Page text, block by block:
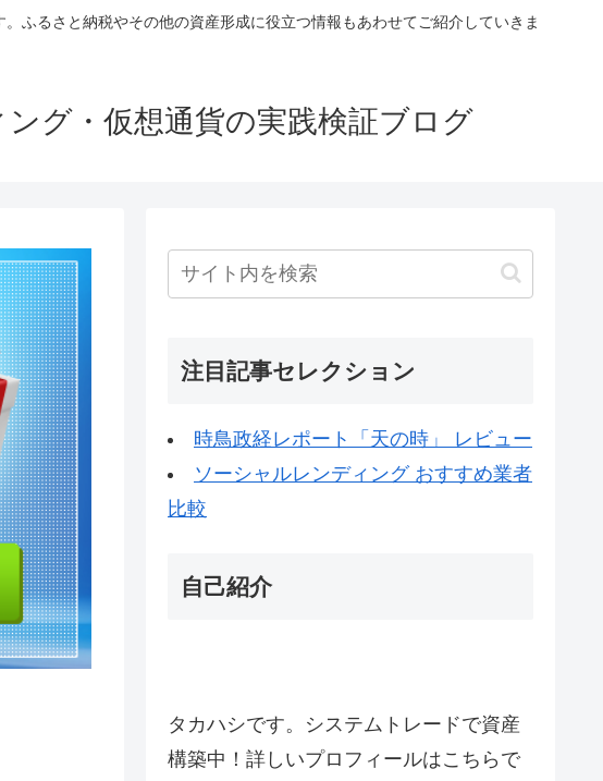
ふるさと納税やその他の資産形成に役立つ情報もあわせてご紹介していきま
グ・仮想通貨の実践検証ブログ
注目記事セレクション
時鳥政経レポート「天の時」 レビュー
ソーシャルレンディング おすすめ業者
比較
自己紹介
タカハシです。システムトレードで資産
構築中！詳しいプロフィールはこちらで